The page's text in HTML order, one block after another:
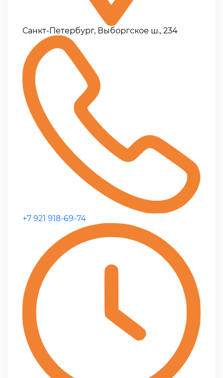
Санкт-Петербург, Выборгское ш., 234
+7 921 918-69-74